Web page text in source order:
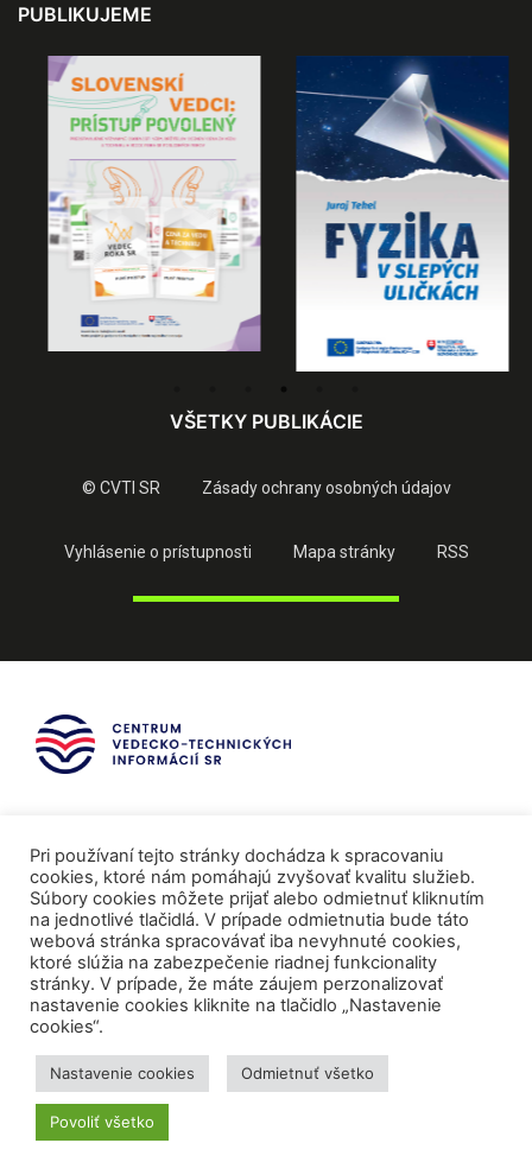
PUBLIKUJEME
VŠETKY PUBLIKÁCIE
© CVTI SR Zásady ochrany osobných údajov
Vyhlásenie o prístupnosti Mapa stránky RSS
Mediálni partneri
Pri používaní tejto stránky dochádza k spracovaniu
cookies, ktoré nám pomáhajú zvyšovať kvalitu služieb.
Súbory cookies môžete prijať alebo odmietnuť kliknutím
na jednotlivé tlačidlá. V prípade odmietnutia bude táto
webová stránka spracovávať iba nevyhnuté cookies,
ktoré slúžia na zabezpečenie riadnej funkcionality
stránky. V prípade, že máte záujem perzonalizovať
nastavenie cookies kliknite na tlačidlo „Nastavenie
cookies“.
Nastavenie cookies Odmietnuť všetko
Povoliť všetko